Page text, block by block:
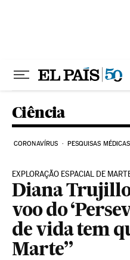
Ciência
CORONAVÍRUS PESQUISAS MÉDICAS
EXPLORAÇÃO ESPACIAL DE
Diana
voo do
de vida tem
Marte”